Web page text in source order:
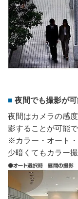
夜間でも撮影が
夜間はカメラの感
影することが可能で
※カラー・オート
少暗くてもカラー